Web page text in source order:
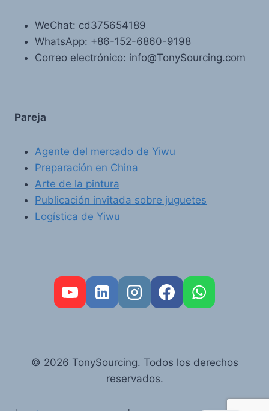
WeChat: cd375654189
WhatsApp: +86-152-6860-9198
Correo electrónico: info@TonySourcing.com
Pareja
Agente del mercado de Yiwu
Preparación en China
Arte de la pintura
Publicación invitada sobre juguetes
Logística de Yiwu
© 2026 TonySourcing. Todos los derechos
reservados.
AR